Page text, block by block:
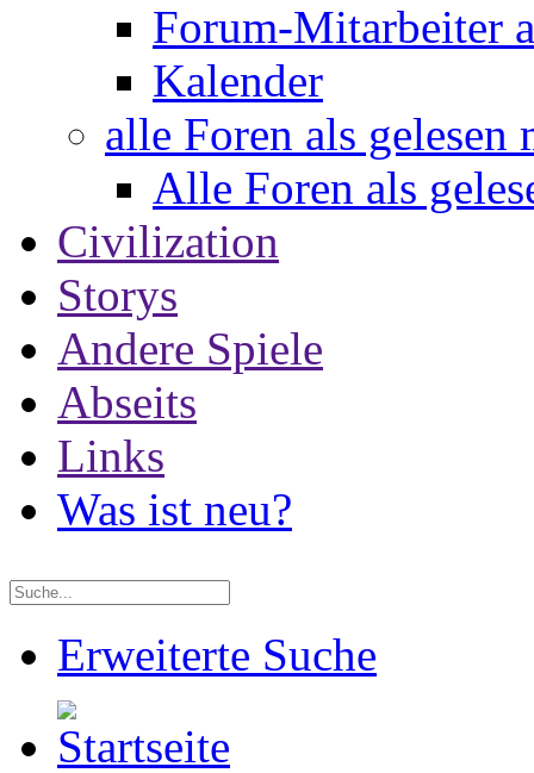
Forum-Mitarbeiter
Kalender
alle Foren als gelesen
Alle Foren als
Civilization
Storys
Andere Spiele
Abseits
Links
Was ist neu?
Erweiterte Suche